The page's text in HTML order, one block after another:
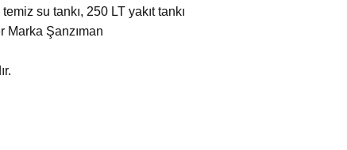
su tankı, 250 LT yakıt tankı
Marka Şanzıman